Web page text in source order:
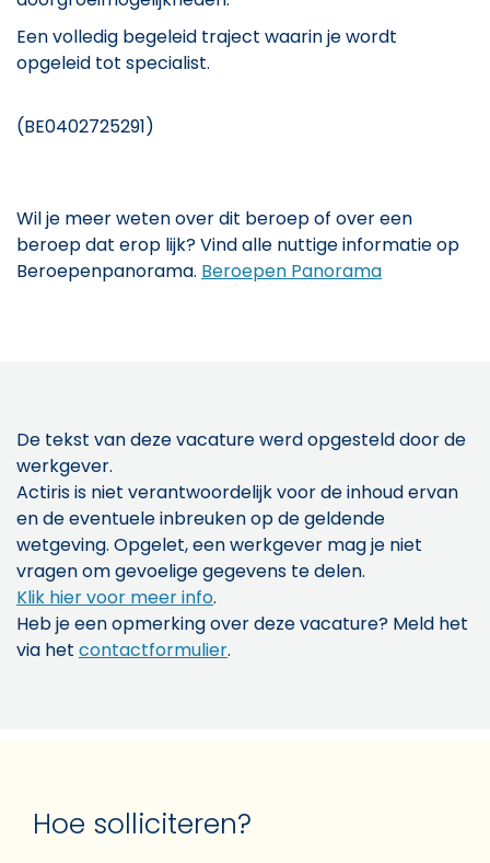
Een volledig begeleid traject waarin je wordt
opgeleid tot specialist.
(BE0402725291)
Wil je meer weten over dit beroep of over een
beroep dat erop lijk? Vind alle nuttige informatie op
Beroepenpanorama. Beroepen Panorama
De tekst van deze vacature werd opgesteld door de
werkgever.
Actiris is niet verantwoordelijk voor de inhoud ervan
en de eventuele inbreuken op de geldende
wetgeving. Opgelet, een werkgever mag je niet
vragen om gevoelige gegevens te delen.
Klik hier voor meer info.
Heb je een opmerking over deze vacature? Meld het
via het contactformulier.
Hoe solliciteren?